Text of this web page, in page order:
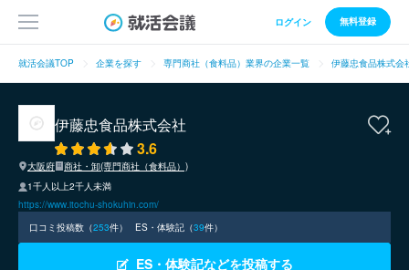
ログイン 無料登録
就活会議TOP 企業を探す 専門商社（食料品）業界の企業一覧 伊藤忠食品株式会
伊藤忠食品株式会社
3.6
大阪府
商社・卸(専門商社（食料品）)
1千人以上2千人未満
https://www.itochu-shokuhin.com/
口コミ投稿数（253件） ES・体験記（39件）
ES・体験記などを投稿する